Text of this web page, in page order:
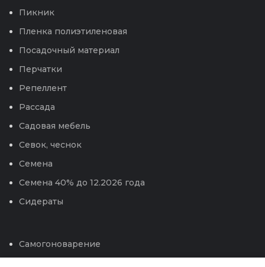
Пикник
Пленка полиэтиленовая
Посадочный материал
Перчатки
Репеллент
Рассада
Садовая мебель
Севок, чеснок
Семена
Семена 40% до 12.2026 года
Сидераты
Самогоноварение